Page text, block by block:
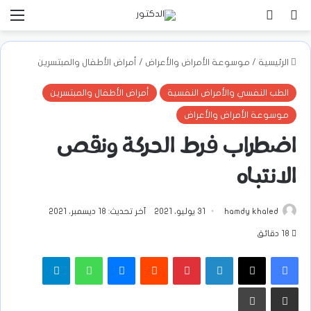
بحث عن
الرئيسية / موسوعة الأمراض والأعراض / أمراض الأطفال والمبتسرين
الطب النفسي والأمراض النفسية أمراض الأطفال والمبتسرين
موسوعة الأمراض والأعراض
اضطراب فرط الحركة ونقص
الانتباه
hamdy khaled 31 يوليو، 2021 آخر تحديث: 18 ديسمبر، 2021
فيسبوك
‫X لينكدإن بينتيريست ماسنجر واتساب تيلقرام
مشاركة عبر البريد طباعة